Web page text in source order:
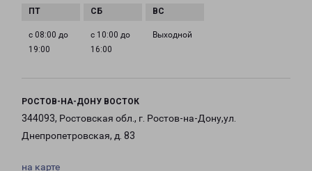
с 08:00 до
19:00
с 10:00 до
16:00
Выходной
РОСТОВ-НА-ДОНУ ВОСТОК
344093, Ростовская обл., г. Ростов-на-Дону,ул.
Днепропетровская, д. 83
на карте